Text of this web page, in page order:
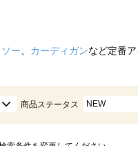
ー カーディガンなど定番
商品ステータス NEW